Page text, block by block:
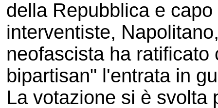
della Repubblica e
interventiste,
neofascista ha
bipartisan" l'entrata in
La votazione si è svolta